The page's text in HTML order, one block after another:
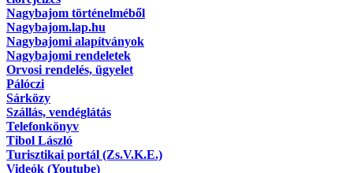
Nagybajom történelméből
Nagybajom.lap.hu
Nagybajomi alapítványok
Nagybajomi rendeletek
Orvosi rendelés, ügyelet
Pálóczi
Sárközy
Szállás, vendéglátás
Telefonkönyv
Tibol László
Turisztikai portál (Zs.V.K.E.)
Videók (Youtube)